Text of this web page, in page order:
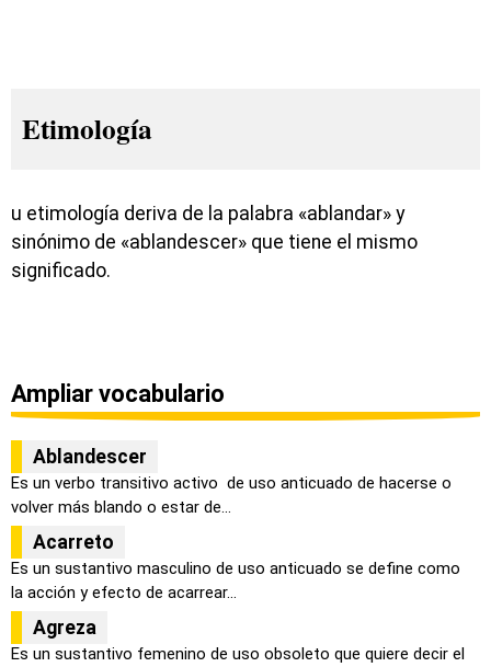
Etimología
u etimología deriva de la palabra «ablandar» y
sinónimo de «ablandescer» que tiene el mismo
significado.
Ampliar vocabulario
Ablandescer
Es un verbo transitivo activo de uso anticuado de hacerse o
volver más blando o estar de...
Acarreto
Es un sustantivo masculino de uso anticuado se define como
la acción y efecto de acarrear...
Agreza
Es un sustantivo femenino de uso obsoleto que quiere decir el